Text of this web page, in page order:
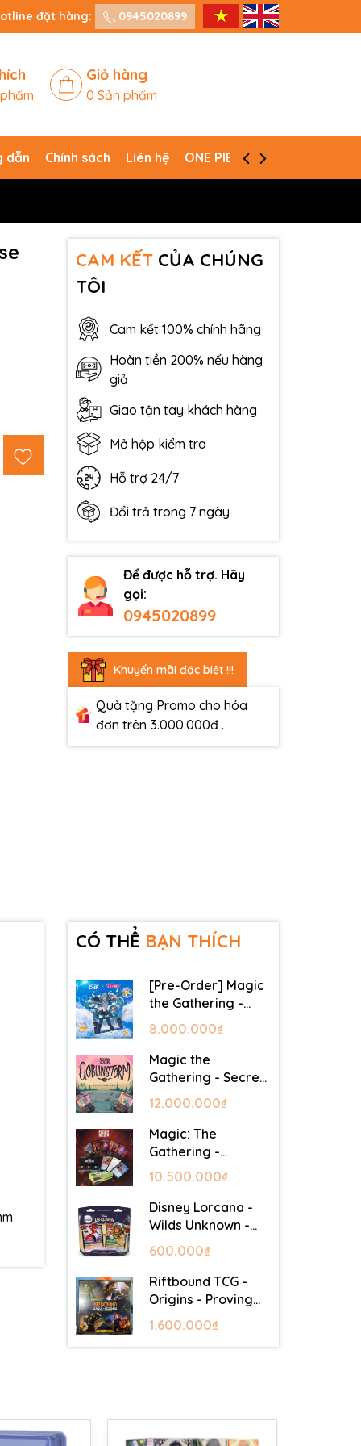
đặt hàng: 0945020899
Giỏ hàng
0 Sản phẩm
dẫn Chính sách Liên hệ ONE PIECE CARD GAME
CAM KẾTCỦA CHÚNG
TÔI
Cam kết 100% chính hãng
Hoàn tiền 200% nếu hàng
giả
Giao tận tay khách hàng
Mở hộp kiểm tra
Hỗ trợ 24/7
Đổi trả trong 7 ngày
Để được hỗ trợ. Hãy
gọi:
0945020899
Khuyến mãi đặc biệt !!!
Quà tặng Promo cho hóa
đơn trên 3.000.000đ .
CÓ THỂ BẠN THÍCH
[Pre-Order] Magic
the Gathering -
Secret Lair -
Commander Deck:
Hatsune Miku
8.000.000₫
Magic the
Gathering - Secret
Lair - Commander
Deck: Goblin Storm
12.000.000₫
Magic: The
Gathering -
Mystery Booster 2
- Festival in a Box
(Las Vegas 2026)
10.500.000₫
Disney Lorcana -
Wilds Unknown -
Starter Set
600.000₫
Riftbound TCG -
Origins - Proving
Grounds Box Set
1.600.000₫